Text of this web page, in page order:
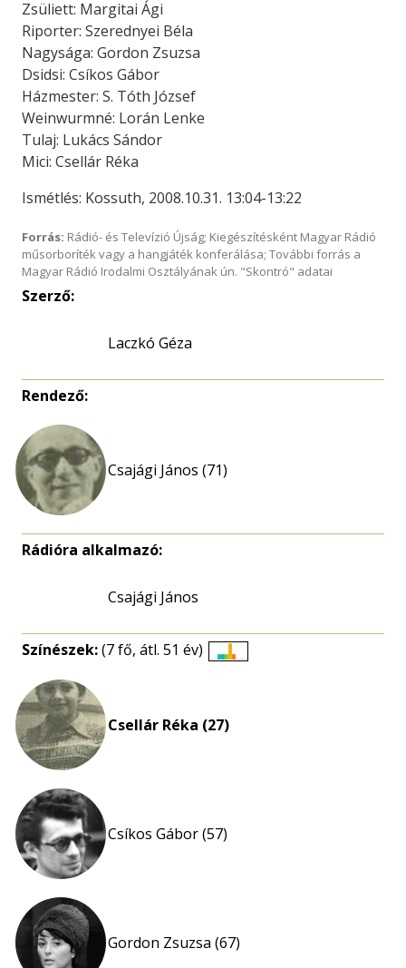
Zsüliett: Margitai Ági
Riporter: Szerednyei Béla
Nagysága: Gordon Zsuzsa
Dsidsi: Csíkos Gábor
Házmester: S. Tóth József
Weinwurmné: Lorán Lenke
Tulaj: Lukács Sándor
Mici: Csellár Réka
Ismétlés: Kossuth, 2008.10.31. 13:04-13:22
Forrás: Rádió- és Televízió Újság; Kiegészítésként Magyar Rádió
műsorboríték vagy a hangjáték konferálása; További forrás a
Magyar Rádió Irodalmi Osztályának ún. "Skontró" adatai
Szerző:
Laczkó Géza
Rendező:
Csajági János (71)
Rádióra alkalmazó:
Csajági János
Színészek:(7 fő, átl. 51 év)
Csellár Réka (27)
Csíkos Gábor (57)
Gordon Zsuzsa (67)